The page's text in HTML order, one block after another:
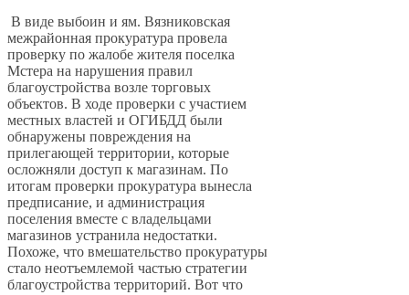
В виде выбоин и ям. Вязниковская
межрайонная прокуратура провела
проверку по жалобе жителя поселка
Мстера на нарушения правил
благоустройства возле торговых
объектов. В ходе проверки с участием
местных властей и ОГИБДД были
обнаружены повреждения на
прилегающей территории, которые
осложняли доступ к магазинам. По
итогам проверки прокуратура вынесла
предписание, и администрация
поселения вместе с владельцами
магазинов устранила недостатки.
Похоже, что вмешательство прокуратуры
стало неотъемлемой частью стратегии
благоустройства территорий. Вот что